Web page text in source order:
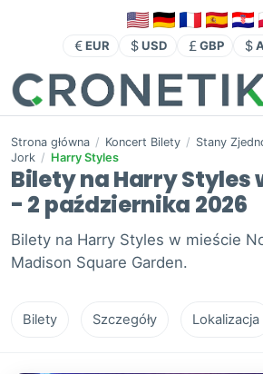
EUR USD GBP
Strona główna / Koncert Bilety / Stany
Jork / Harry Styles
Bilety na Harry Styles
- 2 października 2026
Bilety na Harry Styles w mieście
Madison Square Garden.
Bilety Szczegóły Lokalizacja